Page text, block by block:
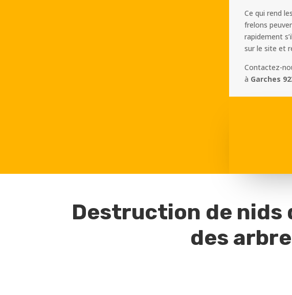
Ce qui rend
frelons
rapidement
sur le site et
Contactez-
à Garches
Destruction de nids
des